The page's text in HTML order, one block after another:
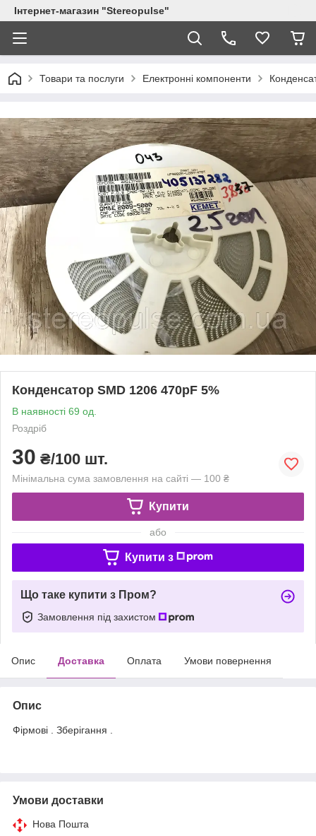
Інтернет-магазин "Stereopulse"
Товари та послуги Електронні компоненти
Конденсатор SMD 1206 470pF 5%
В наявності 69 од.
Роздріб
30 ₴/100 шт.
Мінімальна сума замовлення на сайті — 100 ₴
Купити
або
Купити з
Що таке купити з Пром?
Замовлення під захистом
Опис Доставка Оплата Умови повернення
Опис
Фірмові . Зберігання .
Умови доставки
Нова Пошта